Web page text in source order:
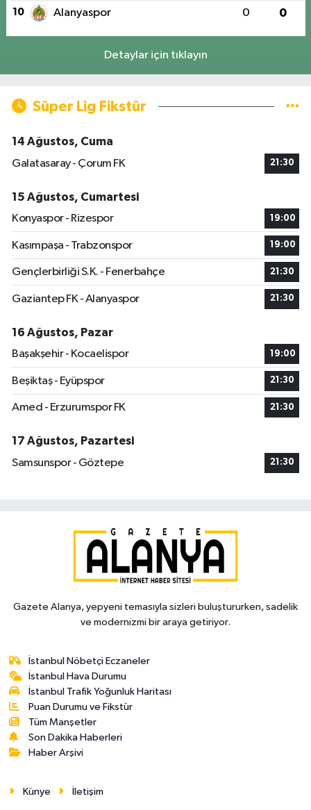
10 Alanyaspor 0 0
Detaylar için tıklayın
Süper Lig Fikstür
14 Ağustos, Cuma
Galatasaray - Çorum FK
21:30
15 Ağustos, Cumartesi
Konyaspor - Rizespor
19:00
Kasımpaşa - Trabzonspor 19:00
Gençlerbirliği S.K. - Fenerbahçe 21:30
Gaziantep FK - Alanyaspor 21:30
16 Ağustos, Pazar
Başakşehir - Kocaelispor
19:00
Beşiktaş - Eyüpspor 21:30
Amed - Erzurumspor FK 21:30
17 Ağustos, Pazartesi
Samsunspor - Göztepe
21:30
Gazete Alanya, yepyeni temasıyla sizleri buluştururken, sadelik
ve modernizmi bir araya getiriyor.
İstanbul Nöbetçi Eczaneler
İstanbul Hava Durumu
İstanbul Trafik Yoğunluk Haritası
Puan Durumu ve Fikstür
Tüm Manşetler
Son Dakika Haberleri
Haber Arşivi
Künye İletişim